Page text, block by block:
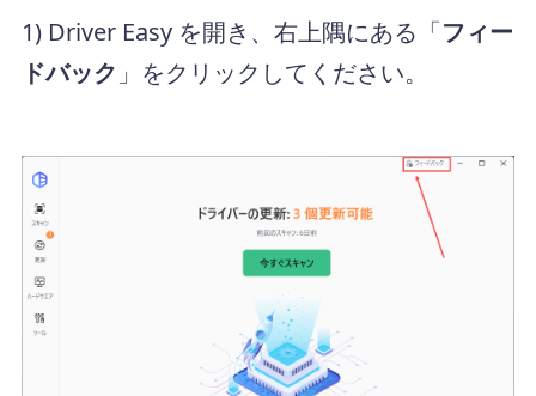
1) Driver Easy を開き、右上隅にある「フィー
ドバック 」をクリックしてください。